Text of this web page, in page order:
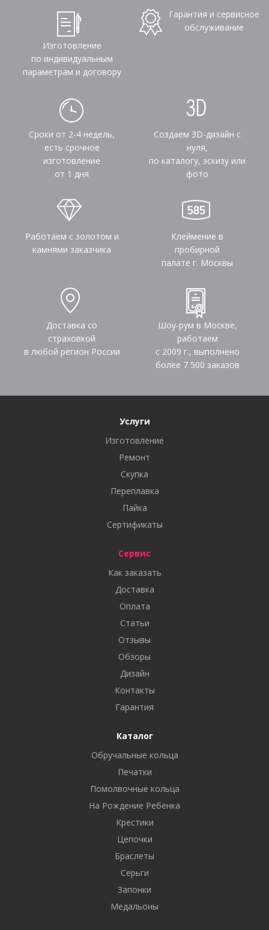
Изготовление
по индивидуальным
параметрам и договору
Гарантия и сервисное
обслуживание
Сроки от 2-4 недель,
есть срочное
изготовление
от 1 дня
Создаем 3D-дизайн с
нуля,
по каталогу, эскизу или
фото
Работаем с золотом и
камнями заказчика
Клеймение в
пробирной
палате г. Москвы
Доставка со
страховкой
в любой регион России
Шоу-рум в Москве,
работаем
с 2009 г., выполнено
более 7 500 заказов
Услуги
Изготовление
Ремонт
Скупка
Переплавка
Пайка
Сертификаты
Сервис
Как заказать
Доставка
Оплата
Статьи
Отзывы
Обзоры
Дизайн
Контакты
Гарантия
Каталог
Обручальные кольца
Печатки
Помолвочные кольца
На Рождение Ребенка
Крестики
Цепочки
Браслеты
Серьги
Запонки
Медальоны